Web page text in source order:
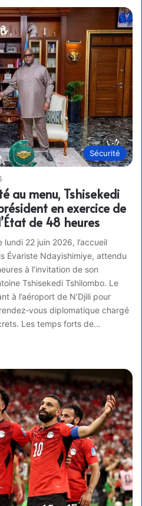
Sécurité
au menu, Tshisekedi
en exercice de
de 48 heures
lundi 22 juin 2026, l’accueil
Évariste Ndayishimiye, attendu
à l’invitation de son
Tshisekedi Tshilombo. Le
à l’aéroport de N’Djili pour
diplomatique chargé
Les temps forts de…